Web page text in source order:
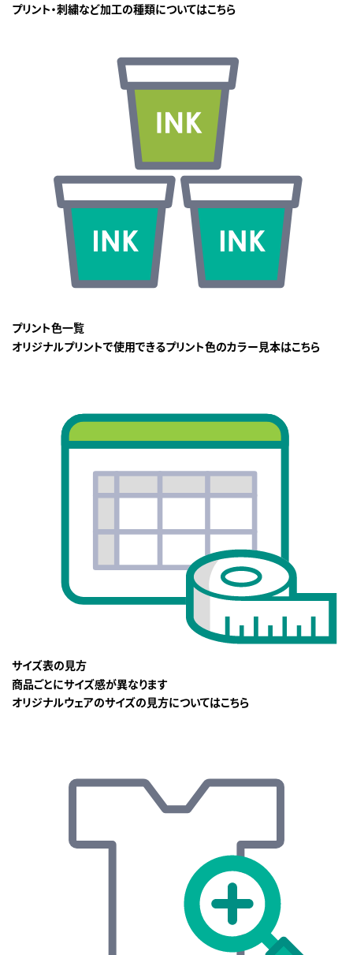
プリント・刺繍など加工の種類についてはこちら
プリント色一覧
オリジナルプリントで使用できるプリント色のカラー見本はこちら
サイズ表の見方
商品ごとにサイズ感が異なります
オリジナルウェアのサイズの見方についてはこちら